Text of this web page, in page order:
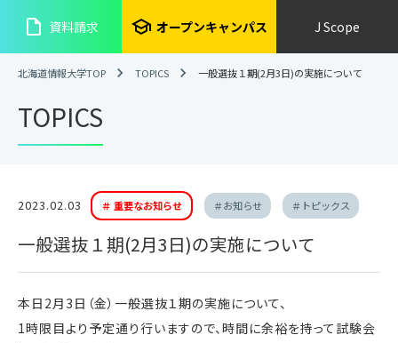
insert_drive_file 資料請求 school オープンキャンパス J Scope
北海道情報大学TOP TOPICS 一般選抜１期(2月3日)の実施について
TOPICS
2023.02.03 ＃ 重要なお知らせ ＃お知らせ ＃トピックス
一般選抜１期(2月3日)の実施について
本日2月3日（金）一般選抜１期の実施について、
1時限目より予定通り行いますので、時間に余裕を持って試験会